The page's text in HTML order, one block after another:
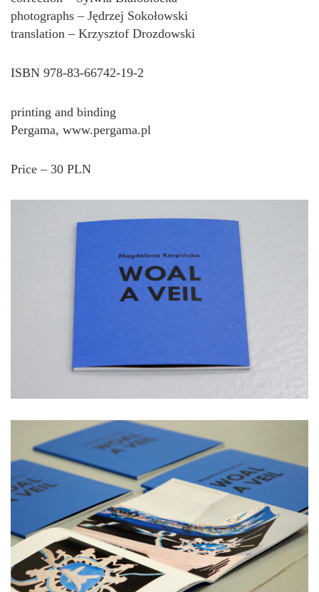
photographs – Jędrzej Sokołowski
translation – Krzysztof Drozdowski
ISBN 978-83-66742-19-2
printing and binding
Pergama, www.pergama.pl
Price – 30 PLN